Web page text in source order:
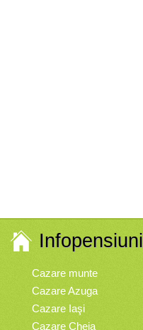
Infopensiuni
Cazare munte
Cazare Azuga
Cazare Iaşi
Cazare Cheia